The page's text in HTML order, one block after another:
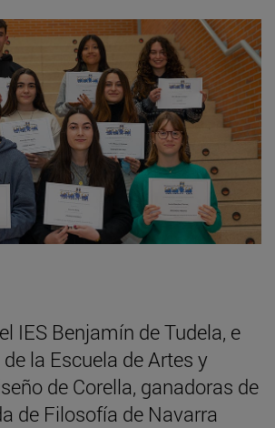
IES Benjamín de Tudela, e
la Escuela de Artes y
de Corella, ganadoras de
de Filosofía de Navarra